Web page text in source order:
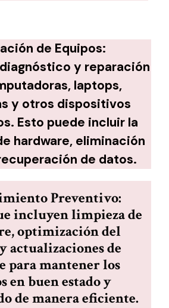
de Equipos:
y reparación
laptops,
y otros dispositivos
Esto puede incluir la
hardware, eliminación
de datos.
Preventivo:
incluyen limpieza de
optimización del
actualizaciones de
para mantener los
en buen estado y
de manera eficiente.